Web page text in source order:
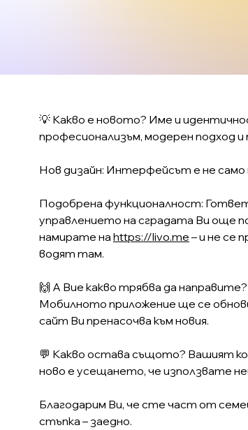
💡 Какво е новото? Име и
професионализъм, модерен подход
Нов дизайн: Интерфейсът е не само
Подобрена функционалност:
управлението на сградата Ви още
намирате на https://livo.me – и не се
водят там.
🙌 А Вие какво трябва да
Мобилното приложение ще се
сайт Ви пренасочва към новия.
💬 Какво остава същото? Вашият
ново е усещането, че използвате
Благодарим Ви, че сте част от
стъпка – заедно.